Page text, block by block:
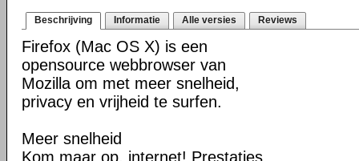
Beschrijving Informatie Alle versies Reviews
Firefox (Mac OS X) is een
opensource webbrowser van
Mozilla om met meer snelheid,
privacy en vrijheid te surfen.
Meer snelheid
Kom maar op, internet! Prestaties